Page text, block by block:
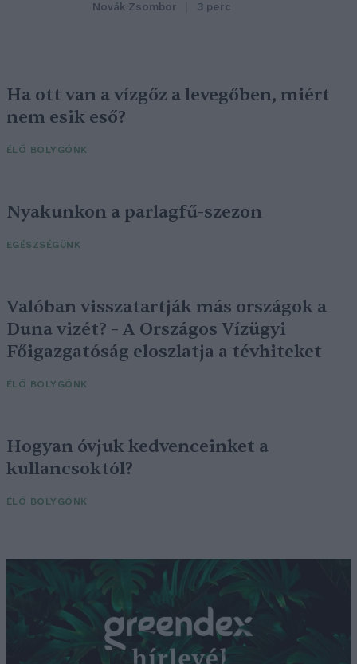
Novák Zsombor 3 perc
Ha ott van a vízgőz a levegőben, miért
nem esik eső?
ÉLŐ BOLYGÓNK
Nyakunkon a parlagfű-szezon
EGÉSZSÉGÜNK
Valóban visszatartják más országok a
Duna vizét? – A Országos Vízügyi
Főigazgatóság eloszlatja a tévhiteket
ÉLŐ BOLYGÓNK
Hogyan óvjuk kedvenceinket a
kullancsoktól?
ÉLŐ BOLYGÓNK